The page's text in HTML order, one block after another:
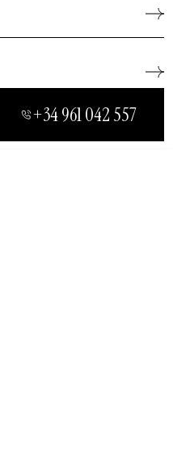
+34 961 042 557